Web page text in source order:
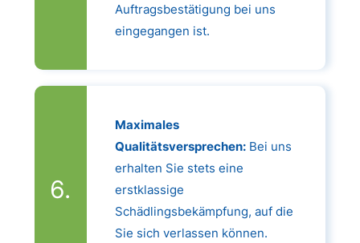
Auftragsbestätigung bei uns
eingegangen ist.
Maximales
Qualitätsversprechen:Bei uns
erhalten Sie stets eine
erstklassige
Schädlingsbekämpfung, auf die
Sie sich verlassen können.